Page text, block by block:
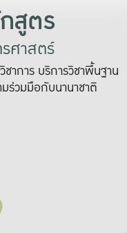
สูตร
ศาสตร์
การ บริการวิชาพื้นฐาน
ร่วมมือกับนานาชาติ